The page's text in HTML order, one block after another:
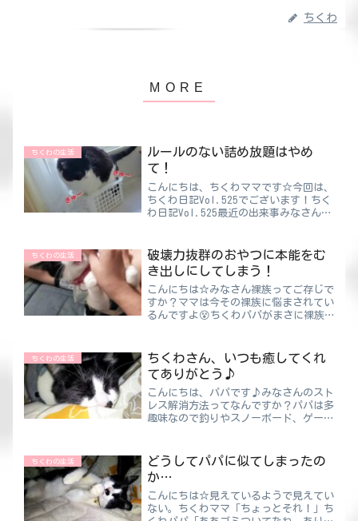
ちくわ
ちくわの生活
ルールのない詰め放題はやめ
て！
こんにちは、ちくわママです☆今回は、
ちくわ日記Vol.525でございます！ちく
わ日記Vol.525最近の出来事みなさんは
うな物もありますが“詰め放題”ってワ
ードだけで何...
ちくわの生活
破壊力抜群のおやつに本能をむ
き出しにしてしまう！
こんにちは☆みなさん裸族ってご存じで
すか？ママは今その裸族に悩まされてい
るんですよ😵ちくわパパがまさに裸族
無しですよね(笑)まあこれから寒くなる
から服を着出すんだろうけ...
ちくわの生活
ちくわさん、いつも癒してくれ
てありがとう♪
こんにちは、パパです♪みなさんのスト
レス解消方法ってなんですか？パパは多
趣味なので釣りやスノーボード、ゲーム
はどうだろう😅ちくわパパ急に趣味を
作れって言われても無理です...
ちくわの生活
どうしてパパに似てしまったの
か…
こんにちは☆見えているようで見えてい
ない。ちくわママ「ちょっとそれ！」ち